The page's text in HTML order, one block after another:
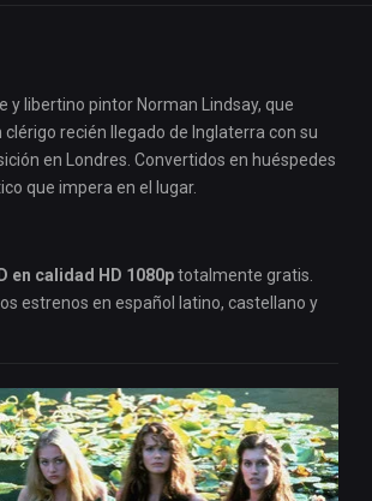
y libertino pintor Norman Lindsay, que
recién llegado de Inglaterra con su
en Londres. Convertidos en huéspedes
que impera en el lugar.
en calidad HD 1080ptotalmente gratis.
estrenos en español latino, castellano y